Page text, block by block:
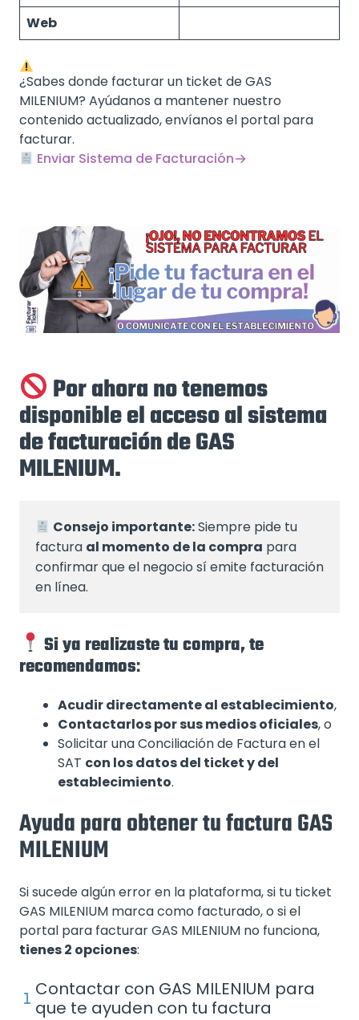
Web
¿Sabes donde facturar un ticket de GAS
MILENIUM? Ayúdanos a mantener nuestro
contenido actualizado, envíanos el portal para
facturar.
Enviar Sistema de Facturación
Por ahora no tenemos
disponible el acceso al sistema
de facturación de GAS
MILENIUM.
Consejo importante: Siempre pide tu
factura al momento de la compra para
confirmar que el negocio sí emite facturación
en línea.
Si ya realizaste tu compra, te
recomendamos:
Acudir directamente al establecimiento,
Contactarlos por sus medios oficiales, o
Solicitar una Conciliación de Factura en el
SAT con los datos del ticket y del
establecimiento.
Ayuda para obtener tu factura GAS
MILENIUM
Si sucede algún error en la plataforma, si tu ticket
GAS MILENIUM marca como facturado, o si el
portal para facturar GAS MILENIUM no funciona,
tienes 2 opciones:
Contactar con GAS MILENIUM para
que te ayuden con tu factura